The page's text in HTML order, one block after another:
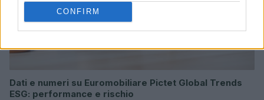
CONFIRM
Dati e numeri su Euromobiliare Pictet Global Trends
ESG: performance e rischio